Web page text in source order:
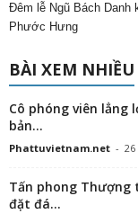
Đêm lễ Ngũ Bách Danh
Phước Hưng
BÀI XEM NHIỀU
Cô phóng viên lẳng
bản...
Phattuvietnam.net - 26
Tấn phong Thượng
đặt đá...